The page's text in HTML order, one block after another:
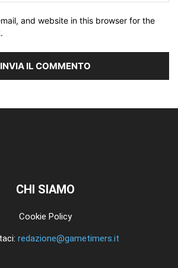
and website in this browser for the
CHI SIAMO
Cookie Policy
redazione@gametimers.it